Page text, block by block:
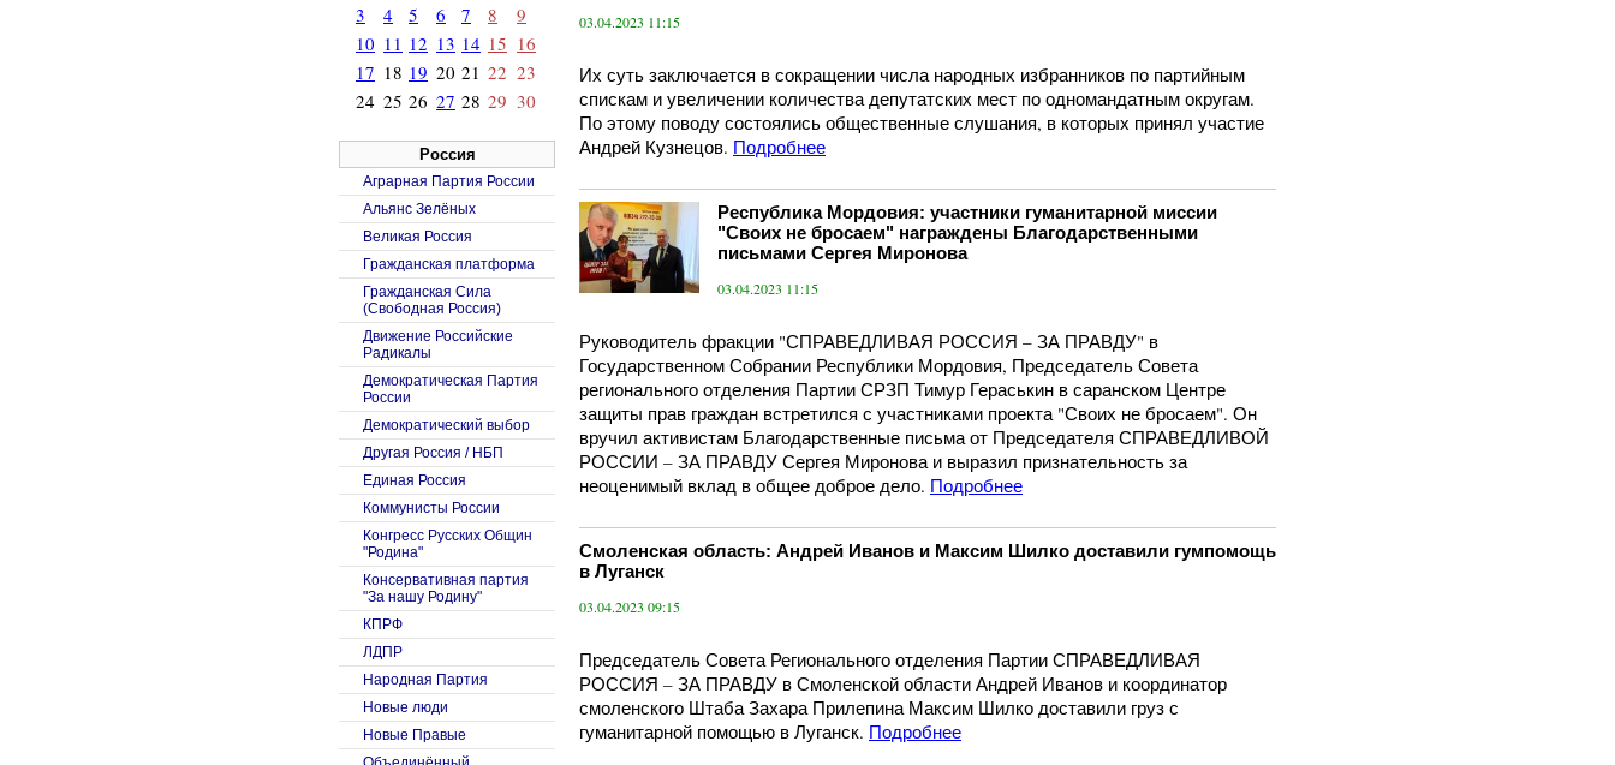
03.04.2023 11:15
Их суть заключается в сокращении числа народных избранников по партийным
спискам и увеличении количества депутатских мест по одномандатным округам.
По этому поводу состоялись общественные слушания, в которых принял участие
Андрей Кузнецов. Подробнее
Республика Мордовия: участники гуманитарной миссии
"Своих не бросаем" награждены Благодарственными
письмами Сергея Миронова
03.04.2023 11:15
Руководитель фракции "СПРАВЕДЛИВАЯ РОССИЯ – ЗА ПРАВДУ" в
Государственном Собрании Республики Мордовия, Председатель Совета
регионального отделения Партии СРЗП Тимур Гераськин в саранском Центре
защиты прав граждан встретился с участниками проекта "Своих не бросаем". Он
вручил активистам Благодарственные письма от Председателя СПРАВЕДЛИВОЙ
РОССИИ – ЗА ПРАВДУ Сергея Миронова и выразил признательность за
неоценимый вклад в общее доброе дело. Подробнее
Смоленская область: Андрей Иванов и Максим Шилко доставили гумпомощь
в Луганск
03.04.2023 09:15
Председатель Совета Регионального отделения Партии СПРАВЕДЛИВАЯ
РОССИЯ – ЗА ПРАВДУ в Смоленской области Андрей Иванов и координатор
смоленского Штаба Захара Прилепина Максим Шилко доставили груз с
гуманитарной помощью в Луганск. Подробнее
3
4 5 6 7 8
9
10 11 12 13 14 15 16
17 18 19 20 21 22 23
24 25 26 27 28 29 30
Россия
Аграрная Партия России
Альянс Зелёных
Великая Россия
Гражданская платформа
Гражданская Сила
(Свободная Россия)
Движение Российские
Радикалы
Демократическая Партия
России
Демократический выбор
Другая Россия / НБП
Единая Россия
Коммунисты России
Конгресс Русских Общин
"Родина"
Консервативная партия
"За нашу Родину"
КПРФ
ЛДПР
Народная Партия
Новые люди
Новые Правые